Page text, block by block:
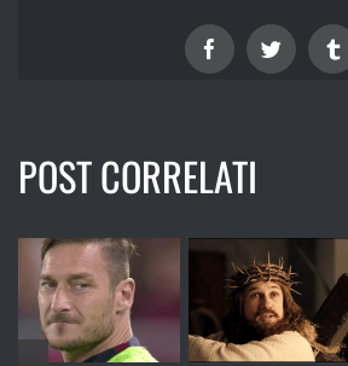
FacebookTwitter
POST CORRELATI